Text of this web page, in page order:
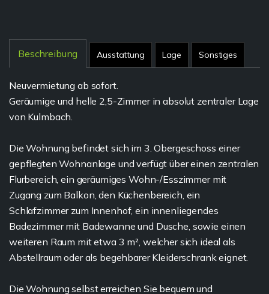
Beschreibung Ausstattung Lage Sonstiges
Neuvermietung ab sofort.
Geräumige und helle 2,5-Zimmer in absolut zentraler Lage
von Kulmbach.
Die Wohnung befindet sich im 3. Obergeschoss einer
gepflegten Wohnanlage und verfügt über einen zentralen
Flurbereich, ein geräumiges Wohn-/Esszimmer mit
Zugang zum Balkon, den Küchenbereich, ein
Schlafzimmer zum Innenhof, ein innenliegendes
Badezimmer mit Badewanne und Dusche, sowie einen
weiteren Raum mit etwa 3 m², welcher sich ideal als
Abstellraum oder als begehbarer Kleiderschrank eignet.
Die Wohnung selbst erreichen Sie bequem und